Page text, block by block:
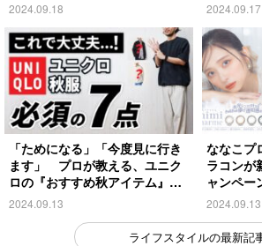
2024.09.18 2024.09.17
「ためになる」「今度見に行き
ます」 プロが教える、ユニク
ロの『おすすめ秋アイテム』が
こちら
2024.09.13
ななこ
ラコンが
ャンペー
2024.09.13
ライフスタイルの最新記